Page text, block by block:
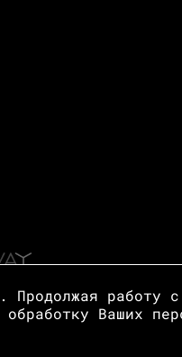
Продолжая работу
Ваших